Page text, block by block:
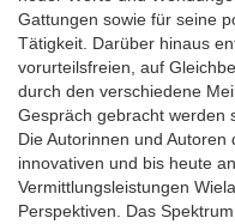
Gattungen sowie für seine
Tätigkeit. Darüber hinaus
vorurteilsfreien, auf
durch den verschiedene
Gespräch gebracht werden
Die Autorinnen und
innovativen und bis heute
Vermittlungsleistungen
Perspektiven. Das